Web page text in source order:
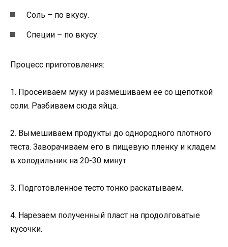
Соль – по вкусу.
Специи – по вкусу.
Процесс приготовления:
1. Просеиваем муку и размешиваем ее со щепоткой
соли. Разбиваем сюда яйца.
2. Вымешиваем продукты до однородного плотного
теста. Заворачиваем его в пищевую пленку и кладем
в холодильник на 20-30 минут.
3. Подготовленное тесто тонко раскатываем.
4. Нарезаем полученный пласт на продолговатые
кусочки.